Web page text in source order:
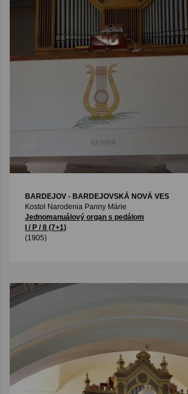
BARDEJOV - BARDEJOVSKÁ NOVÁ VES
Kostol Narodenia Panny Márie
Jednomanuálový organ s pedálom
I / P / 8 (7+1)
(1905)